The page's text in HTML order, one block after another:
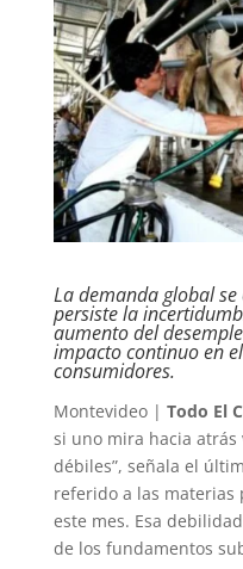
La demanda global
persiste la
aumento del
impacto continuo en
consumidores.
Montevideo | Todo El
si uno mira hacia atrás
débiles”, señala el
referido a las materias
este mes. Esa
de los fundamentos